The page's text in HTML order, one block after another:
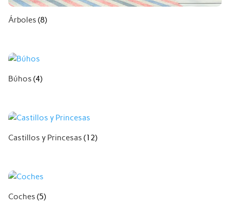
Árboles (8)
Búhos (4)
Castillos y Princesas (12)
Coches (5)